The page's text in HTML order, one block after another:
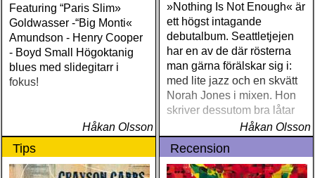
Featuring “Paris Slim»
Goldwasser -“Big Monti«
Amundson - Henry Cooper
- Boyd Small Högoktanig
blues med slidegitarr i
fokus!
Håkan Olsson
»Nothing Is Not Enough« är
ett högst intagande
debutalbum. Seattletjejen
har en av de där rösterna
man gärna förälskar sig i:
med lite jazz och en skvätt
Norah Jones i mixen. Hon
skriver dessutom bra låtar
Håkan Olsson
Tips Recension